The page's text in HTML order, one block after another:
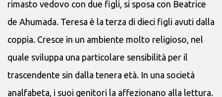
rimasto vedovo con due figli, si sposa con Beatrice
de Ahumada. Teresa è la terza di dieci figli avuti dalla
coppia. Cresce in un ambiente molto religioso, nel
quale sviluppa una particolare sensibilità per il
trascendente sin dalla tenera età. In una società
analfabeta, i suoi genitori la affezionano alla lettura.